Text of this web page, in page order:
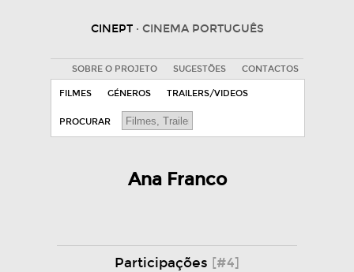
CINEPT · CINEMA PORTUGUÊS
SOBRE O PROJETO SUGESTÕES CONTACTOS
FILMES GÉNEROS TRAILERS/VIDEOS
PROCURAR
Ana Franco
Participações [#4]